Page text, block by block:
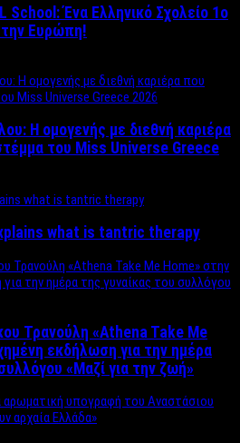
School: Ένα Ελληνικό Σχολείo 1ο
Ευρώπη!
Η ομογενής με διεθνή καριέρα
του Miss Universe Greece
what is tantric therapy
Τρανούλη «Athena Take Me
εκδήλωση για την ημέρα
«Μαζί για την ζωή»